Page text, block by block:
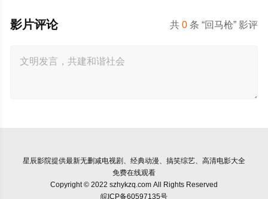
共0 条 “回马枪” 影评
影片评论
星辰影院提供最新无删减电视剧、经典动漫、搞笑综艺、高清电影大全
免费在线观看
Copyright © 2022 szhykzq.com All Rights Reserved
皖ICP备60597135号